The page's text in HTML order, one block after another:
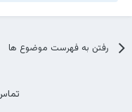
رفتن به فهرست موضوع ها